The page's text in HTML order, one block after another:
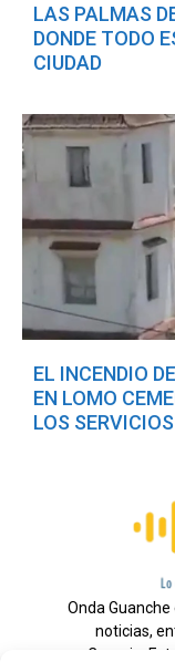
LAS PALMAS
DONDE TODO
CIUDAD
EL INCENDIO
EN LOMO
LOS
Onda
noticias,
Canaria.